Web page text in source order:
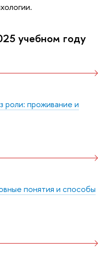
учебном году
роли: проживание и
понятия и способы